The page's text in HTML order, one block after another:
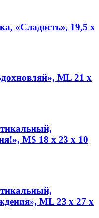
«Сладость», 19,5 х
ML 21 х
MS 18 х 23 х 10
ML 23 х 27 х